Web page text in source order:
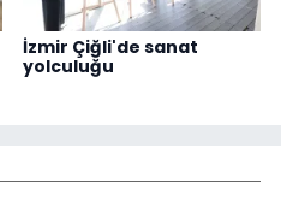
İzmir Çiğli'de sanat
yolculuğu